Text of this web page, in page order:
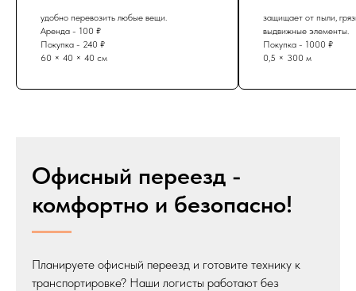
удобно перевозить любые вещи.
Аренда - 100 ₽
Покупка - 240 ₽
60 × 40 × 40 см
защищает от пыли,
выдвижные элементы.
Покупка - 1000 ₽
0,5 × 300 м
Офисный переезд -
комфортно и безопасно!
Планируете офисный переезд и готовите технику к
транспортировке? Наши логисты работают без